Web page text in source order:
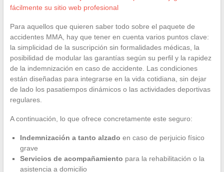
fácilmente su sitio web profesional
Para aquellos que quieren saber todo sobre el paquete de
accidentes MMA, hay que tener en cuenta varios puntos clave:
la simplicidad de la suscripción sin formalidades médicas, la
posibilidad de modular las garantías según su perfil y la rapidez
de la indemnización en caso de accidente. Las condiciones
están diseñadas para integrarse en la vida cotidiana, sin dejar
de lado los pasatiempos dinámicos o las actividades deportivas
regulares.
A continuación, lo que ofrece concretamente este seguro:
Indemnización a tanto alzado en caso de perjuicio físico
grave
Servicios de acompañamiento para la rehabilitación o la
asistencia a domicilio